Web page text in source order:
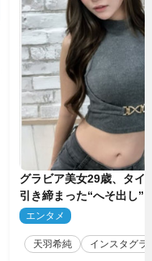
グラビア美女29歳、タイ
引き締まった“へそ出し”
「可愛い過ぎる」
エンタメ
天羽希純 インスタグラ